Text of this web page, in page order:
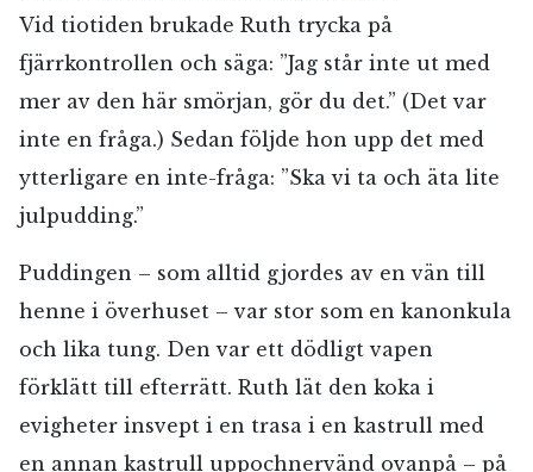
Vid tiotiden brukade Ruth trycka på
fjärrkontrollen och säga: ”Jag står inte ut med
mer av den här smörjan, gör du det.” (Det var
inte en fråga.) Sedan följde hon upp det med
ytterligare en inte-fråga: ”Ska vi ta och äta lite
julpudding.”
Puddingen – som alltid gjordes av en vän till
henne i överhuset – var stor som en kanonkula
och lika tung. Den var ett dödligt vapen
förklätt till efterrätt. Ruth lät den koka i
evigheter insvept i en trasa i en kastrull med
en annan kastrull uppochnervänd ovanpå – på